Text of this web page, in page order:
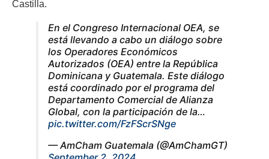
Castilla.
En el Congreso Internacional OEA, se
está llevando a cabo un diálogo sobre
los Operadores Económicos
Autorizados (OEA) entre la República
Dominicana y Guatemala. Este diálogo
está coordinado por el programa del
Departamento Comercial de Alianza
Global, con la participación de la…
pic.twitter.com/FzFScrSNge
— AmCham Guatemala (@AmChamGT)